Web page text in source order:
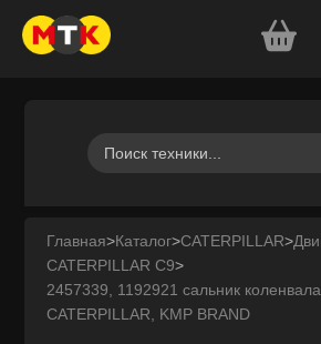
Главная>Каталог>CATERPILLAR>
CATERPILLAR C9>
2457339, 1192921 сальник
CATERPILLAR, KMP BRAND